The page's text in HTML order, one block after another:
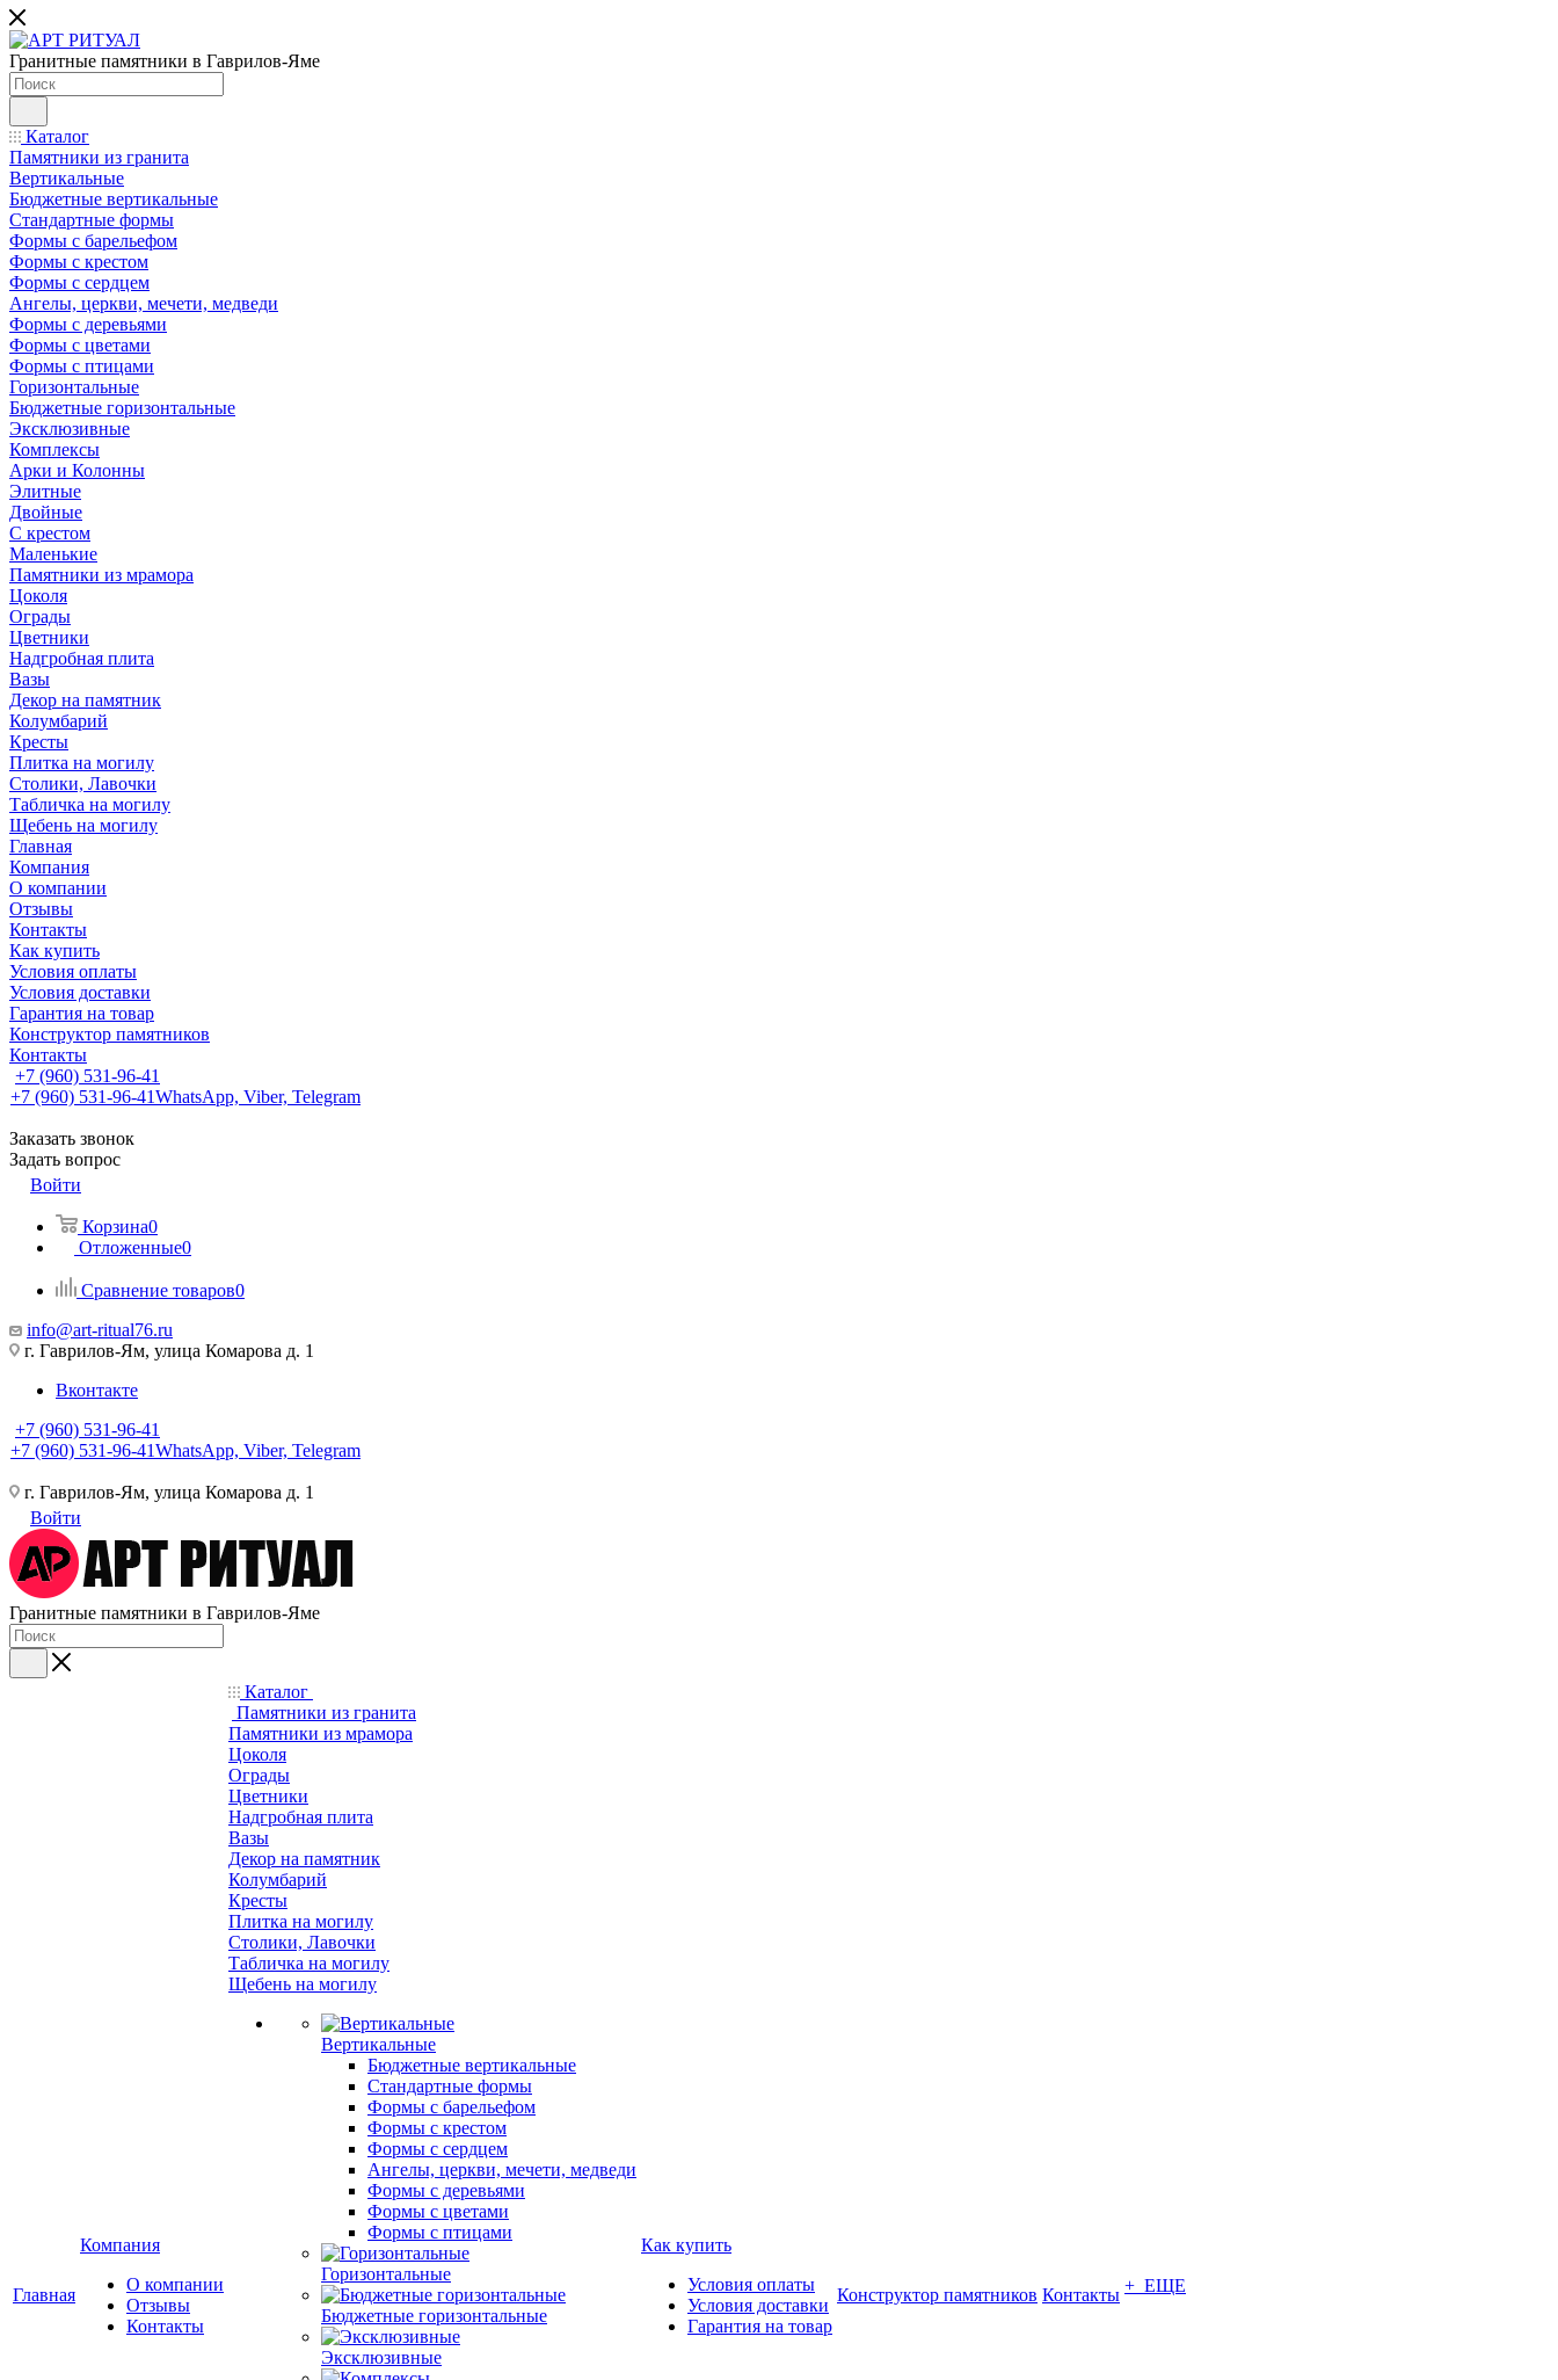
Гранитные памятники в Гаврилов-Яме
Каталог
Памятники из гранита
Вертикальные
Бюджетные вертикальные
Стандартные формы
Формы с барельефом
Формы с крестом
Формы с сердцем
Ангелы, церкви, мечети, медведи
Формы с деревьями
Формы с цветами
Формы с птицами
Горизонтальные
Бюджетные горизонтальные
Эксклюзивные
Комплексы
Арки и Колонны
Элитные
Двойные
С крестом
Маленькие
Памятники из мрамора
Цоколя
Ограды
Цветники
Надгробная плита
Вазы
Декор на памятник
Колумбарий
Кресты
Плитка на могилу
Столики, Лавочки
Табличка на могилу
Щебень на могилу
Главная
Компания
О компании
Отзывы
Контакты
Как купить
Условия оплаты
Условия доставки
Гарантия на товар
Конструктор памятников
Контакты
+7 (960) 531-96-41
+7 (960) 531-96-41WhatsApp, Viber, Telegram
Заказать звонок
Задать вопрос
Войти
Корзина0
Отложенные0
Сравнение товаров0
info@art-ritual76.ru
г. Гаврилов-Ям, улица Комарова д. 1
Вконтакте
+7 (960) 531-96-41
+7 (960) 531-96-41WhatsApp, Viber, Telegram
г. Гаврилов-Ям, улица Комарова д. 1
Войти
Гранитные памятники в Гаврилов-Яме
Главная
Компания
О компании
Отзывы
Контакты
Каталог
Памятники из гранита
Памятники из мрамора
Цоколя
Ограды
Цветники
Надгробная плита
Вазы
Декор на памятник
Колумбарий
Кресты
Плитка на могилу
Столики, Лавочки
Табличка на могилу
Щебень на могилу
Вертикальные
Бюджетные вертикальные
Стандартные формы
Формы с барельефом
Формы с крестом
Формы с сердцем
Ангелы, церкви, мечети, медведи
Формы с деревьями
Формы с цветами
Формы с птицами
Горизонтальные
Бюджетные горизонтальные
Эксклюзивные
Как купить
Условия оплаты
Условия доставки
Гарантия на товар
Конструктор памятников Контакты + ЕЩЕ